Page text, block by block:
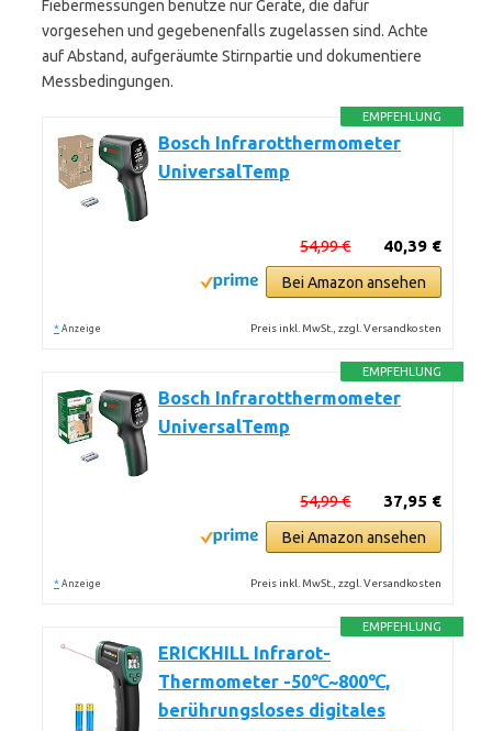
Fiebermessungen benutze nur Geräte, die dafür
vorgesehen und gegebenenfalls zugelassen sind. Achte
auf Abstand, aufgeräumte Stirnpartie und dokumentiere
Messbedingungen.
EMPFEHLUNG
Bosch Infrarotthermometer
UniversalTemp
40,39 €
54,99 €
Bei Amazon ansehen
* Anzeige Preis inkl. MwSt., zzgl. Versandkosten
EMPFEHLUNG
Bosch Infrarotthermometer
UniversalTemp
37,95 €
54,99 €
Bei Amazon ansehen
* Anzeige Preis inkl. MwSt., zzgl. Versandkosten
EMPFEHLUNG
ERICKHILL Infrarot-
Thermometer -50℃~800℃,
berührungsloses digitales